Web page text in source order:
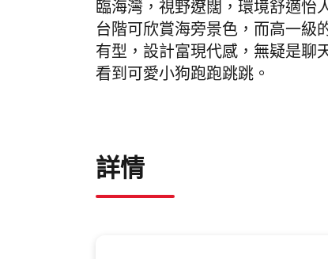
臨海灣 ，視野遼闊，環境舒適怡
台階可欣賞海旁景色，而高一級
有型 ，設計富現代感， 無疑是聊
看到可愛小狗跑跑跳跳。
詳情